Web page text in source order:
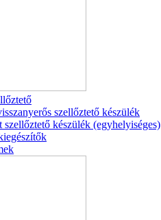
szellőztető készülék
szellőztető készülék (egyhelyiséges)